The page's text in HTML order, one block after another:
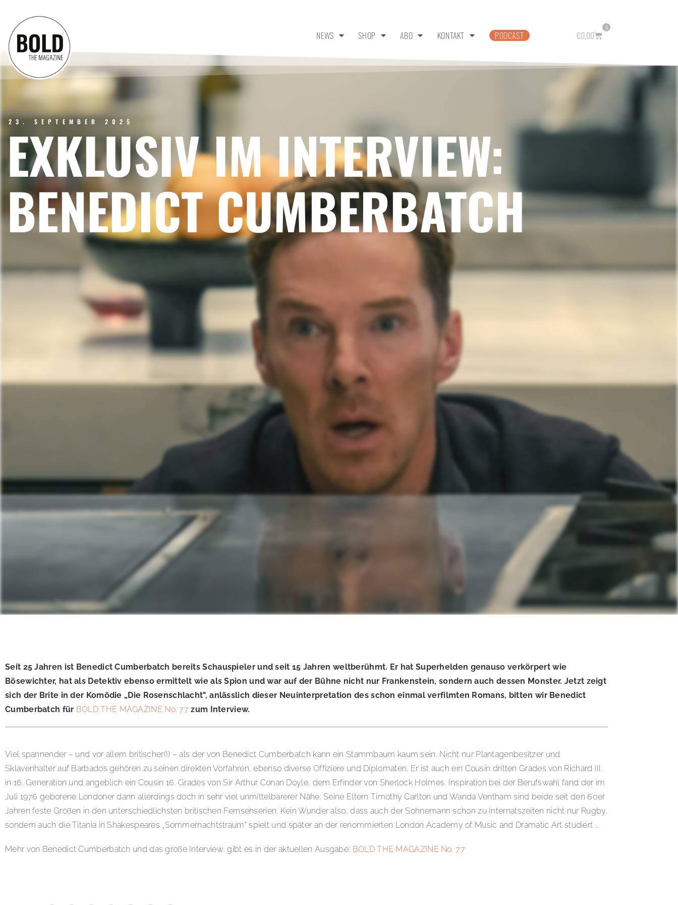
NEWS SHOP ABO KONTAKT PODCAST €0,00
0
23. SEPTEMBER 2025
EXKLUSIV IM INTERVIEW:
BENEDICT CUMBERBATCH
Seit 25 Jahren ist Benedict Cumberbatch bereits Schauspieler und seit 15 Jahren weltberühmt. Er hat Superhelden genauso verkörpert wie
Bösewichter, hat als Detektiv ebenso ermittelt wie als Spion und war auf der Bühne nicht nur Frankenstein, sondern auch dessen Monster. Jetzt zeigt
sich der Brite in der Komödie „Die Rosenschlacht", anlässlich dieser Neuinterpretation des schon einmal verfilmten Romans, bitten wir Benedict
Cumberbatch für BOLD THE MAGAZINE No. 77 zum Interview.
Viel spannender – und vor allem britischer(!) – als der von Benedict Cumberbatch kann ein Stammbaum kaum sein. Nicht nur Plantagenbesitzer und
Sklavenhalter auf Barbados gehören zu seinen direkten Vorfahren, ebenso diverse Offiziere und Diplomaten. Er ist auch ein Cousin dritten Grades von Richard III.
in 16. Generation und angeblich ein Cousin 16. Grades von Sir Arthur Conan Doyle, dem Erfinder von Sherlock Holmes. Inspiration bei der Berufswahl fand der im
Juli 1976 geborene Londoner dann allerdings doch in sehr viel unmittelbarerer Nähe: Seine Eltern Timothy Carlton und Wanda Ventham sind beide seit den 60er
Jahren feste Größen in den unterschiedlichsten britischen Fernsehserien. Kein Wunder also, dass auch der Sohnemann schon zu Internatszeiten nicht nur Rugby,
sondern auch die Titania in Shakespeares „Sommernachtstraum“ spielt und später an der renommierten London Academy of Music and Dramatic Art studiert …
Mehr von Benedict Cumberbatch und das große Interview, gibt es in der aktuellen Ausgabe: BOLD THE MAGAZINE No. 77